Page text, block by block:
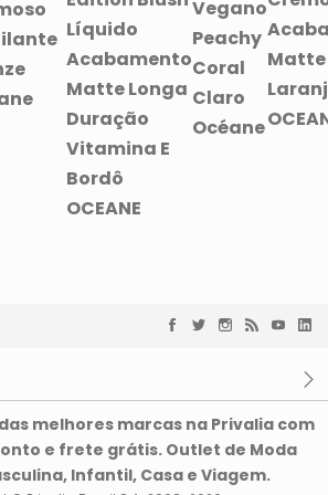
Líquido
Acabamento
Matte Longa
Duração
Vitamina E
Bordô
OCEANE
Vegano
Peachy
Coral
Claro
Océane
Matte
melhores marcas na Privalia com
e frete grátis. Outlet de Moda
Infantil, Casa e Viagem.